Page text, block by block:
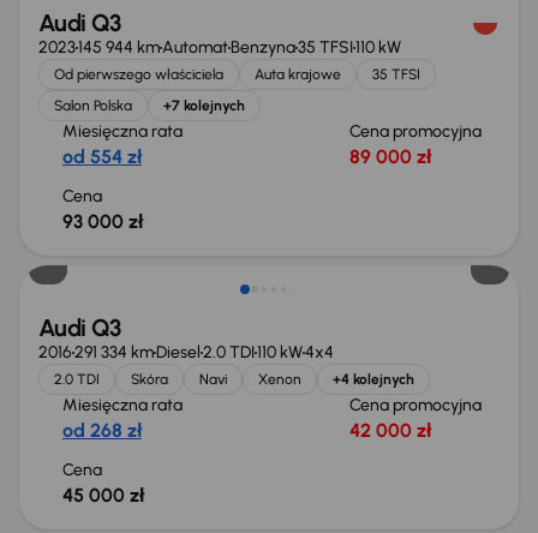
Audi Q3
2023145 944 kmAutomatBenzyna35 TFSI110 kW
Od pierwszego właściciela Auta krajowe
35 TFSI
Salon Polska
+7 kolejnych
Miesięczna rata
od 554 zł
Cena promocyjna
89 000 zł
Cena
93 000 zł
Audi Q3
2016291 334 kmDiesel2.0 TDI110 kW4x4
2.0 TDI Skóra Navi Xenon +4 kolejnych
Miesięczna rata
od 268 zł
Cena promocyjna
42 000 zł
Cena
45 000 zł